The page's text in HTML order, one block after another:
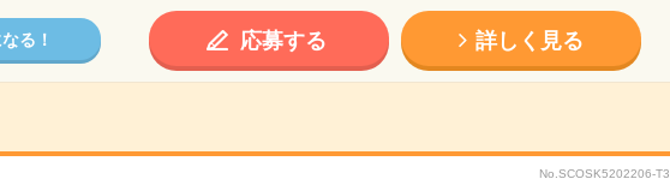
る！ 応募する 詳しく見る
No.SCOSK5202206-T3